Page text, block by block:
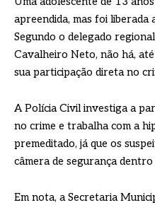
apreendida, mas foi
Segundo o delegado
Cavalheiro Neto, não há,
sua participação direta no
A Polícia Civil investiga a
no crime e trabalha com a
premeditado, já que os
câmera de segurança
Em nota, a Secretaria